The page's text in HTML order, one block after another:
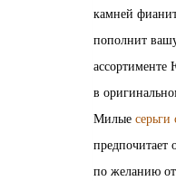
камней
пополнит
ассортименте
в
Милые серьги
предпочитает
по желанию от